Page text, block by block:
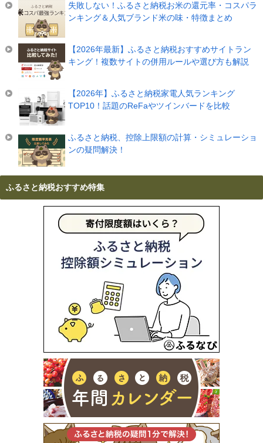
失敗しない！ふるさと納税お米の還元率・コスパラ
ンキング＆人気ブランド米の味・特徴まとめ
【2026年最新】ふるさと納税おすすめサイトラン
キング！複数サイトの併用ルールや選び方も解説
【2026年】ふるさと納税家電人気ランキング
TOP10！話題のReFaやツインバードを比較
ふるさと納税、控除上限額の計算・シミュレーショ
ンの疑問解決！
ふるさと納税おすすめ特集